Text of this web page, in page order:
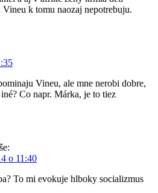
k tomu naozaj nepotrebuju.
Vineu, ale mne nerobi dobre,
Co napr. Márka, je to tiez
o 11:40
To mi evokuje hlboky socializmus